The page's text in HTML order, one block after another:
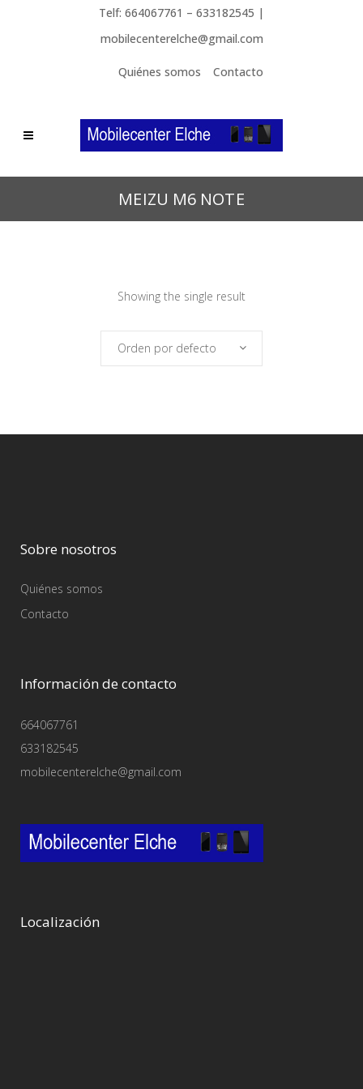
Telf: 664067761 – 633182545 |
mobilecenterelche@gmail.com
Quiénes somos Contacto
MEIZU M6 NOTE
Showing the single result
Orden por defecto
Sobre nosotros
Quiénes somos
Contacto
Información de contacto
664067761
633182545
mobilecenterelche@gmail.com
Localización